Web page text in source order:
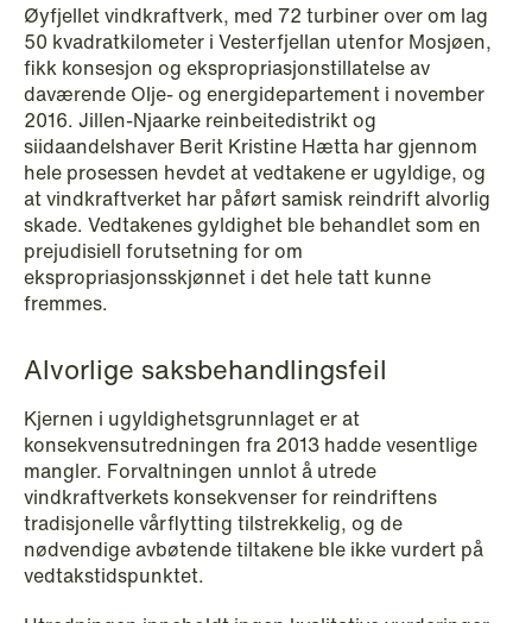
NEWS
Schjødt Nordic Competition Outlook
Read more
Øyfjellet vindkraftverk, med 72 turbiner over om lag
50 kvadratkilometer i Vesterfjellan utenfor Mosjøen,
fikk konsesjon og ekspropriasjonstillatelse av
daværende Olje- og energidepartement i november
2016. Jillen-Njaarke reinbeitedistrikt og
siidaandelshaver Berit Kristine Hætta har gjennom
hele prosessen hevdet at vedtakene er ugyldige, og
at vindkraftverket har påført samisk reindrift alvorlig
skade. Vedtakenes gyldighet ble behandlet som en
prejudisiell forutsetning for om
ekspropriasjonsskjønnet i det hele tatt kunne
fremmes.
Alvorlige saksbehandlingsfeil
Kjernen i ugyldighetsgrunnlaget er at
konsekvensutredningen fra 2013 hadde vesentlige
mangler. Forvaltningen unnlot å utrede
vindkraftverkets konsekvenser for reindriftens
tradisjonelle vårflytting tilstrekkelig, og de
nødvendige avbøtende tiltakene ble ikke vurdert på
vedtakstidspunktet.